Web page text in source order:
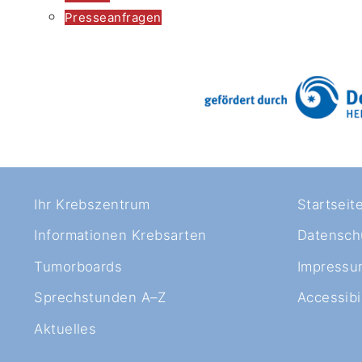
Presseanfragen
Ihr Krebszentrum
Informationen Krebsarten
Tumorboards
Sprechstunden A–Z
Aktuelles
Startseite